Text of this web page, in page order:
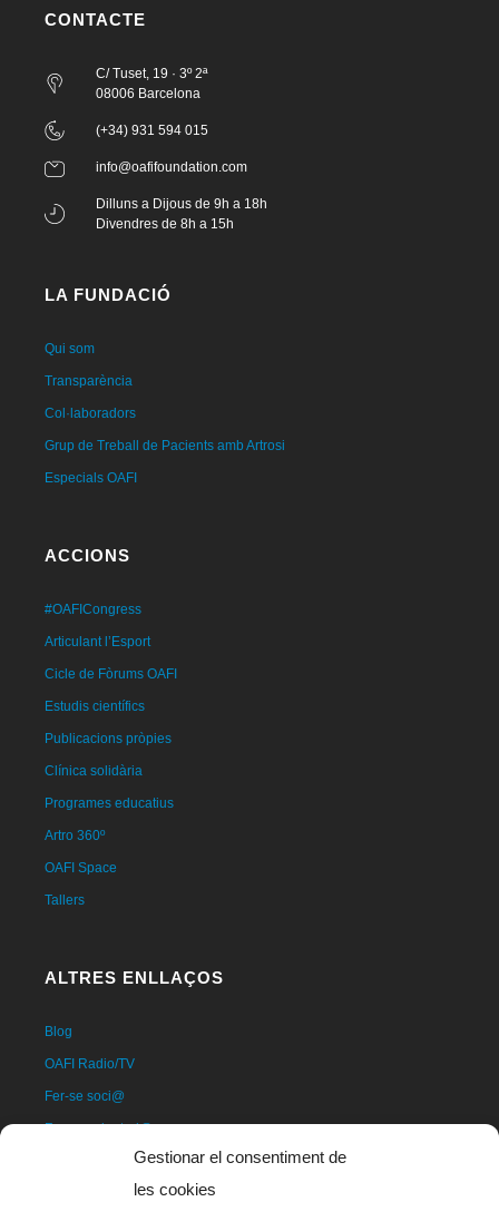
Gestionar el consentiment de
les cookies
CONTACTE
C/ Tuset, 19 · 3º 2ª
08006 Barcelona
(+34) 931 594 015
info@oafifoundation.com
Dilluns a Dijous de 9h a 18h
Divendres de 8h a 15h
LA FUNDACIÓ
Qui som
Transparència
Col·laboradors
Grup de Treball de Pacients amb Artrosi
Especials OAFI
ACCIONS
#OAFICongress
Articulant l’Esport
Cicle de Fòrums OAFI
Estudis científics
Publicacions pròpies
Clínica solidària
Programes educatius
Artro 360º
OAFI Space
Tallers
ALTRES ENLLAÇOS
Blog
OAFI Radio/TV
Fer-se soci@
Fer-se voluntari@